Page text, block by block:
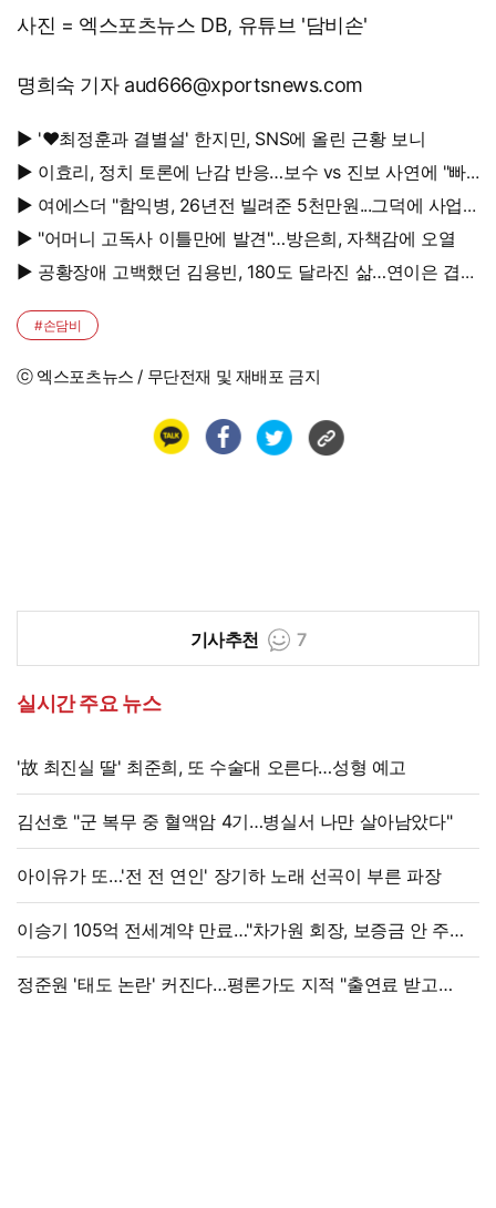
사진 = 엑스포츠뉴스 DB, 유튜브 '담비손'
명희숙 기자 aud666@xportsnews.com
▶ '♥최정훈과 결별설' 한지민, SNS에 올린 근황 보니
▶ 이효리, 정치 토론에 난감 반응…보수 vs 진보 사연에 "빠
지면 안 될까요?"
▶ 여에스더 "함익병, 26년전 빌려준 5천만원...그덕에 사업
시작"▶ "어머니 고독사 이틀만에 발견"…방은희, 자책감에 오열
▶ 공황장애 고백했던 김용빈, 180도 달라진 삶…연이은 겹경
#손담비
ⓒ 엑스포츠뉴스 / 무단전재 및 재배포 금지
기사추천 7
실시간 주요 뉴스
'故 최진실 딸' 최준희, 또 수술대 오른다…성형 예고
김선호 "군 복무 중 혈액암 4기…병실서 나만 살아남았다"
아이유가 또…'전 전 연인' 장기하 노래 선곡이 부른 파장
이승기 105억 전세계약 만료…"차가원 회장, 보증금 안 주면
법적 조치"
정준원 '태도 논란' 커진다…평론가도 지적 "출연료 받고